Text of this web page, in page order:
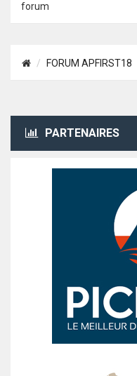
forum
FORUM APFIRST18
PARTENAIRES